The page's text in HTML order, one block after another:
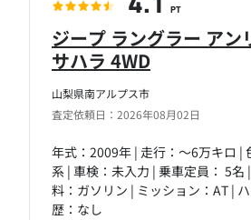
山梨県南アルプス市
査定依頼日：2026年08月02日
ジープ ラングラー アン
サハラ 4WD
年式：2009年 | 走行：～6万キロ |
系 | 車検：未入力 | 乗車定員： 5名
料：ガソリン | ミッション：AT |
歴：なし
4.1 PT